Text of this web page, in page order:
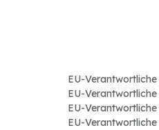
EU-
EU-Verantwortliche
EU-
EU-